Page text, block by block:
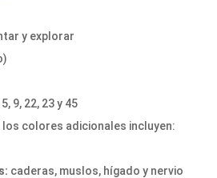
y explorar
5, 9, 22, 23 y 45
los colores adicionales incluyen:
caderas, muslos, hígado y nervio